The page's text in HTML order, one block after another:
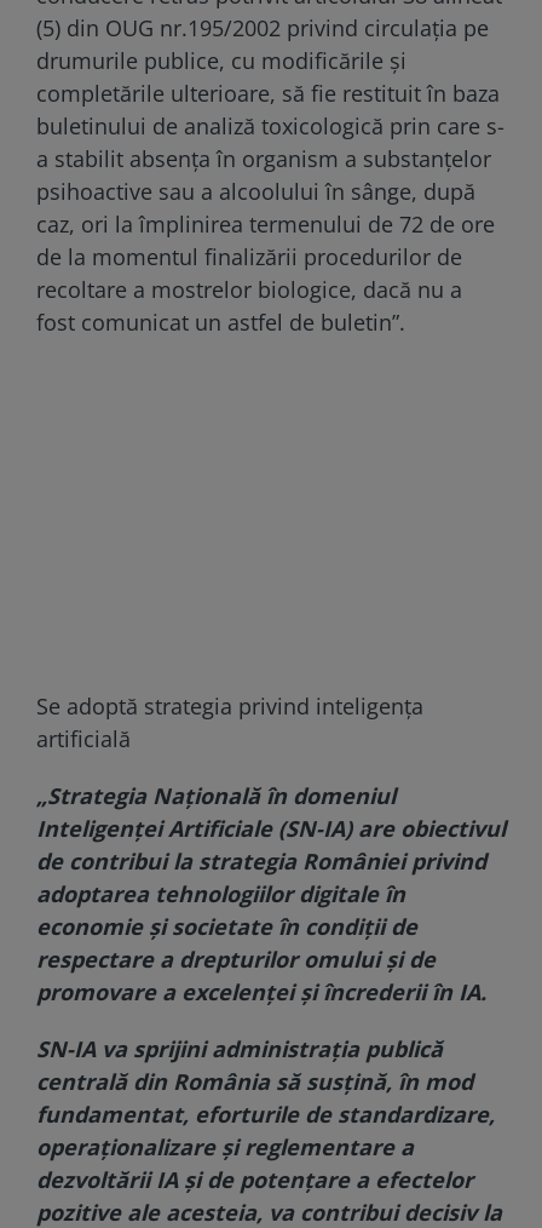
(5) din OUG nr.195/2002 privind circulaţia pe
drumurile publice, cu modificările şi
completările ulterioare, să fie restituit în baza
buletinului de analiză toxicologică prin care s-
a stabilit absenţa în organism a substanţelor
psihoactive sau a alcoolului în sânge, după
caz, ori la împlinirea termenului de 72 de ore
de la momentul finalizării procedurilor de
recoltare a mostrelor biologice, dacă nu a
fost comunicat un astfel de buletin”.
Se adoptă strategia privind inteligența
artificială
„Strategia Naţională în domeniul
Inteligenţei Artificiale (SN-IA) are obiectivul
de contribui la strategia României privind
adoptarea tehnologiilor digitale în
economie şi societate în condiţii de
respectare a drepturilor omului şi de
promovare a excelenţei şi încrederii în IA.
SN-IA va sprijini administraţia publică
centrală din România să susţină, în mod
fundamentat, eforturile de standardizare,
operaţionalizare şi reglementare a
dezvoltării IA şi de potenţare a efectelor
pozitive ale acesteia, va contribui decisiv la